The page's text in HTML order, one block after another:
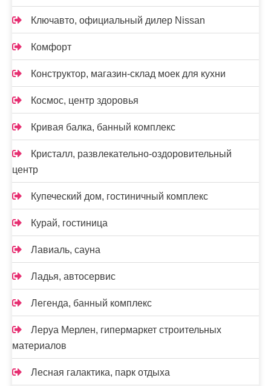
Ключавто, официальный дилер Nissan
Комфорт
Конструктор, магазин-склад моек для кухни
Космос, центр здоровья
Кривая балка, банный комплекс
Кристалл, развлекательно-оздоровительный
центр
Купеческий дом, гостиничный комплекс
Курай, гостиница
Лавиаль, сауна
Ладья, автосервис
Легенда, банный комплекс
Леруа Мерлен, гипермаркет строительных
материалов
Лесная галактика, парк отдыха